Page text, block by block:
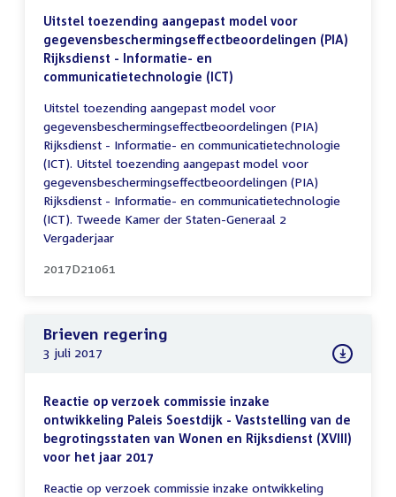
Uitstel toezending aangepast model voor
gegevensbeschermingseffectbeoordelingen (PIA)
Rijksdienst - Informatie- en
communicatietechnologie (ICT)
Uitstel toezending aangepast model voor
gegevensbeschermingseffectbeoordelingen (PIA)
Rijksdienst - Informatie- en communicatietechnologie
(ICT). Uitstel toezending aangepast model voor
gegevensbeschermingseffectbeoordelingen (PIA)
Rijksdienst - Informatie- en communicatietechnologie
(ICT). Tweede Kamer der Staten-Generaal 2
Vergaderjaar
2017D21061
Brieven regering
3 juli 2017
Reactie op verzoek commissie inzake
ontwikkeling Paleis Soestdijk - Vaststelling van de
begrotingsstaten van Wonen en Rijksdienst (XVIII)
voor het jaar 2017
Reactie op verzoek commissie inzake ontwikkeling